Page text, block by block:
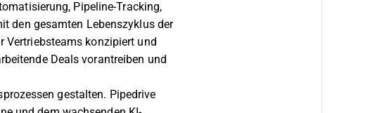
Pipeline-Tracking,
den gesamten Lebenszyklus der
Vertriebsteams konzipiert und
Deals vorantreiben und
gestalten. Pipedrive